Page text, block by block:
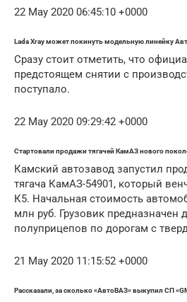
22 May 2020 06:45:10 +0000
Lada Xray может покинуть модельную линейку
Сразу стоит отметить, что
предстоящем снятии с
поступало.
22 May 2020 09:29:42 +0000
Стартовали продажи тягачей КамАЗ нового
Камский автозавод запустил
тягача КамАЗ-54901, который
К5. Начальная стоимость
млн руб. Грузовик предназначен
полуприцепов по дорогам с
21 May 2020 11:15:52 +0000
Рассказали, за сколько «АвтоВАЗ» выкупил СП